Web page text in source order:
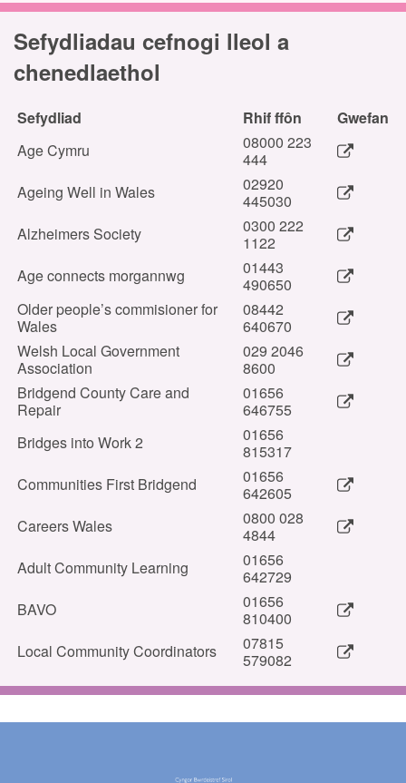
Sefydliadau cefnogi lleol a
chenedlaethol
Sefydliad Rhif ffôn
Gwefan
Age Cymru
08000 223
444
Ageing Well in Wales
02920
445030
Alzheimers Society
0300 222
1122
Age connects morgannwg
01443
490650
Older people’s commisioner for
Wales
08442
640670
Welsh Local Government
Association
029 2046
8600
Bridgend County Care and
Repair
01656
646755
Bridges into Work 2
01656
815317
Communities First Bridgend
01656
642605
Careers Wales
0800 028
4844
Adult Community Learning
01656
642729
BAVO
01656
810400
Local Community Coordinators
07815
579082